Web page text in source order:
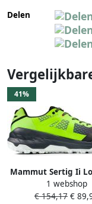
Delen
41%
Mammut Sertig Ii
tex
Zwart 2 3
1 webshop
€ 154,17 €